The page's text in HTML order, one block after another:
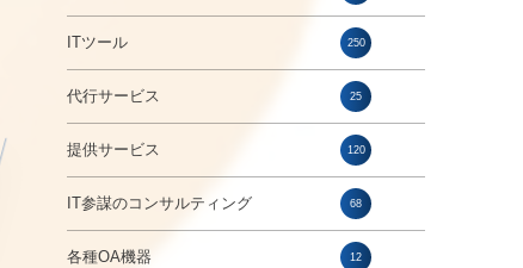
ITツール 250
代行サービス 25
提供サービス 120
IT参謀のコンサルティング 68
各種OA機器 12